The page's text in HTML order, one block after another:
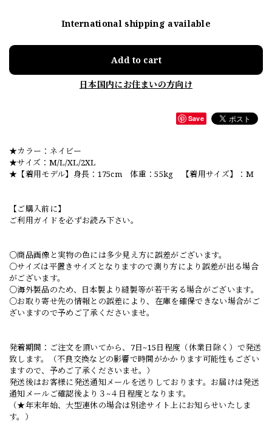
International shipping available
Add to cart
日本国内にお住まいの方向け
Save
★カラー：ネイビー
★サイズ：M/L/XL/2XL
★【着用モデル】身長：175cm 体重：55kg 【着用サイズ】：M
【ご購入前に】
ご利用ガイドを必ずお読み下さい。
○商品画像と実物の色には多少見え方に誤差がございます。
○サイズは平置きサイズとなりますので測り方により誤差が出る場合
がございます。
○海外製品のため、日本製より縫製等が若干劣る場合がございます。
○お取り寄せ先の情報との誤差により、在庫を確保できない場合がご
ざいますので予めご了承くださいませ。
発着期間：ご注文を頂いてから、7日~15日程度（休業日除く）で発送
致します。（不良交換などの影響で時間がかかります可能性もござい
ますので、予めご了承くださいませ。）
発送後はお客様に発送通知メールを送りしております。お届けは発送
通知メールご確認後より３~４日程度となります。
（★年末年始、大型連休の場合は別途サイト上にお知らせいたしま
す。）